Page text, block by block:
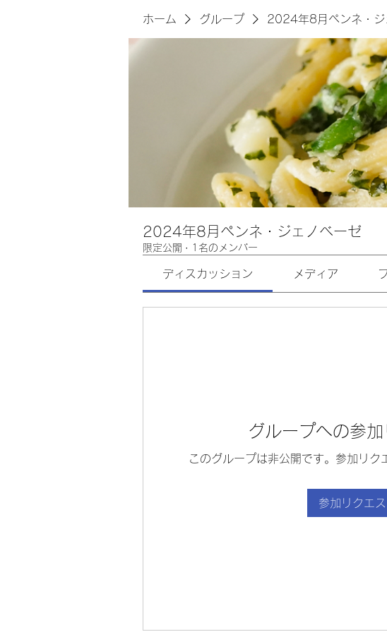
ホーム グループ 2024年8月ペンネ・ジ
2024年8月ペンネ・ジェノベーゼ
限定公開 · 1名のメンバー
ディスカッション メディア
グループへの参
このグループは非公開です。参加リク
参加リクエ